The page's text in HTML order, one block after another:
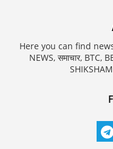
Here you can find
NEWS, समाचार, BTC,